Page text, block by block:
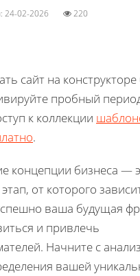
24-02-2026 220
сайт на конструкторе
пробный
к коллекции
.
концепции бизнеса —
от которого
ваша будущая
и привлечь
Начните с
вашей